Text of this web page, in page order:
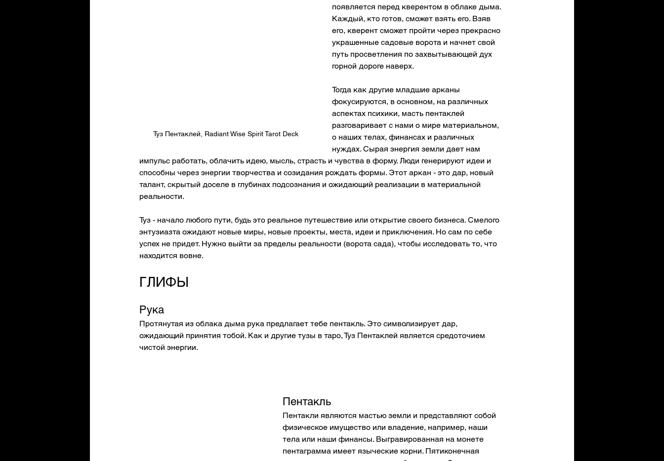
Туз Пентаклей, Radiant Wise Spirit Tarot Deck
появляется перед кверентом в облаке дыма.
Каждый, кто готов, сможет взять его. Взяв
его, кверент сможет пройти через прекрасно
украшенные садовые ворота и начнет свой
путь просветления по захвытывающей дух
горной дороге наверх.
Тогда как другие младшие арканы
фокусируются, в основном, на различных
аспектах психики, масть пентаклей
разговаривает с нами о мире материальном,
о наших телах, финансах и различных
нуждах. Сырая энергия земли дает нам
импульс работать, облачить идею, мысль, страсть и чувства в форму. Люди генерируют идеи и
способны через энергии творчества и созидания рождать формы. Этот аркан - это дар, новый
талант, скрытый доселе в глубинах подсознания и ожидающий реализации в материальной
реальности.
Туз - начало любого пути, будь это реальное путешествие или открытие своего бизнеса. Смелого
энтузиазта ожидают новые миры, новые проекты, места, идеи и приключения. Но сам по себе
успех не придет. Нужно выйти за пределы реальности (ворота сада), чтобы исследовать то, что
находится вовне.
ГЛИФЫ
Рука
Протянутая из облака дыма рука предлагает тебе пентакль. Это символизирует дар,
ожидающий принятия тобой. Как и другие тузы в таро, Туз Пентаклей является средоточием
чистой энергии.
Пентакль
Пентакли являются мастью земли и представляют собой
физическое имущество или владение, например, наши
тела или наши финансы. Выгравированная на монете
пентаграмма имеет языческие корни. Пятиконечная